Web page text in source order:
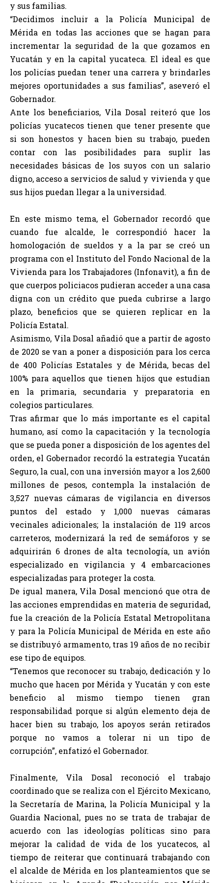
y sus familias.
“Decidimos incluir a la Policía Municipal de
Mérida en todas las acciones que se hagan para
incrementar la seguridad de la que gozamos en
Yucatán y en la capital yucateca. El ideal es que
los policías puedan tener una carrera y brindarles
mejores oportunidades a sus familias”, aseveró el
Gobernador.
Ante los beneficiarios, Vila Dosal reiteró que los
policías yucatecos tienen que tener presente que
si son honestos y hacen bien su trabajo, pueden
contar con las posibilidades para suplir las
necesidades básicas de los suyos con un salario
digno, acceso a servicios de salud y vivienda y que
sus hijos puedan llegar a la universidad.
En este mismo tema, el Gobernador recordó que
cuando fue alcalde, le correspondió hacer la
homologación de sueldos y a la par se creó un
programa con el Instituto del Fondo Nacional de la
Vivienda para los Trabajadores (Infonavit), a fin de
que cuerpos policiacos pudieran acceder a una casa
digna con un crédito que pueda cubrirse a largo
plazo, beneficios que se quieren replicar en la
Policía Estatal.
Asimismo, Vila Dosal añadió que a partir de agosto
de 2020 se van a poner a disposición para los cerca
de 400 Policías Estatales y de Mérida, becas del
100% para aquellos que tienen hijos que estudian
en la primaria, secundaria y preparatoria en
colegios particulares.
Tras afirmar que lo más importante es el capital
humano, así como la capacitación y la tecnología
que se pueda poner a disposición de los agentes del
orden, el Gobernador recordó la estrategia Yucatán
Seguro, la cual, con una inversión mayor a los 2,600
millones de pesos, contempla la instalación de
3,527 nuevas cámaras de vigilancia en diversos
puntos del estado y 1,000 nuevas cámaras
vecinales adicionales; la instalación de 119 arcos
carreteros, modernizará la red de semáforos y se
adquirirán 6 drones de alta tecnología, un avión
especializado en vigilancia y 4 embarcaciones
especializadas para proteger la costa.
De igual manera, Vila Dosal mencionó que otra de
las acciones emprendidas en materia de seguridad,
fue la creación de la Policía Estatal Metropolitana
y para la Policía Municipal de Mérida en este año
se distribuyó armamento, tras 19 años de no recibir
ese tipo de equipos.
“Tenemos que reconocer su trabajo, dedicación y lo
mucho que hacen por Mérida y Yucatán y con este
beneficio al mismo tiempo tienen gran
responsabilidad porque si algún elemento deja de
hacer bien su trabajo, los apoyos serán retirados
porque no vamos a tolerar ni un tipo de
corrupción”, enfatizó el Gobernador.
Finalmente, Vila Dosal reconoció el trabajo
coordinado que se realiza con el Ejército Mexicano,
la Secretaría de Marina, la Policía Municipal y la
Guardia Nacional, pues no se trata de trabajar de
acuerdo con las ideologías políticas sino para
mejorar la calidad de vida de los yucatecos, al
tiempo de reiterar que continuará trabajando con
el alcalde de Mérida en los planteamientos que se